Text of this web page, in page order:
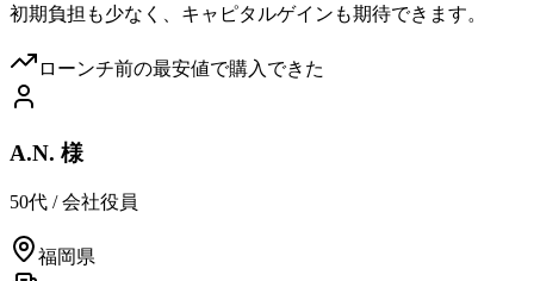
初期負担も少なく、キャピタルゲインも期待できます。
ローンチ前の最安値で購入できた
A.N. 様
50代 /会社役員
福岡県